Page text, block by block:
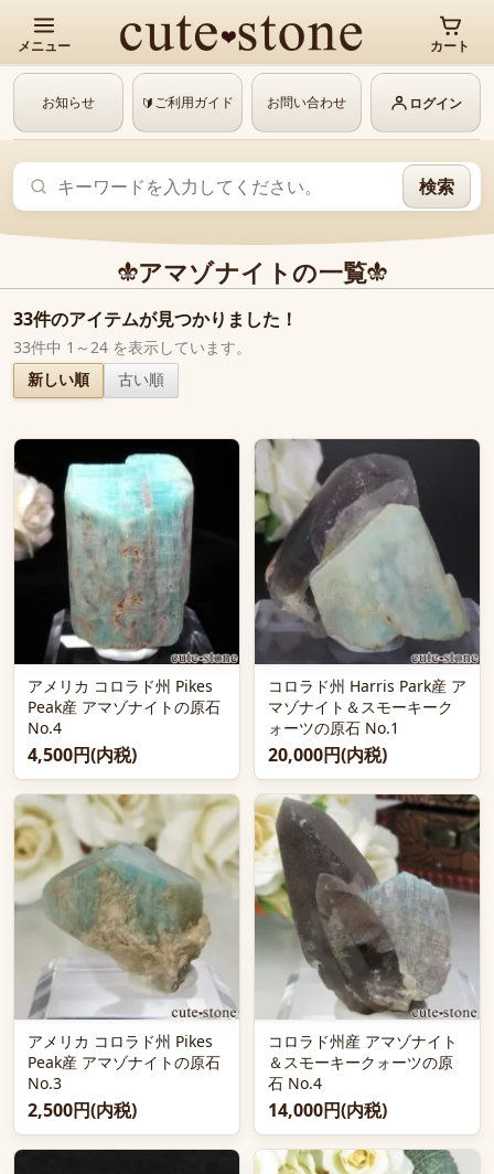
メニュー カート
お知らせ 🔰ご利用ガイド お問い合わせ ログイン
検索
アマゾナイトの一覧
33件のアイテムが見つかりました！
33件中 1～24 を表示しています。
新しい順
古い順
アメリカ コロラド州 Pikes
Peak産 アマゾナイトの原石
No.4
4,500円(内税)
コロラド州 Harris Park産 ア
マゾナイト＆スモーキーク
ォーツの原石 No.1
20,000円(内税)
アメリカ コロラド州 Pikes
Peak産 アマゾナイトの原石
No.3
2,500円(内税)
コロラド州産 アマゾナイト
＆スモーキークォーツの原
石 No.4
14,000円(内税)